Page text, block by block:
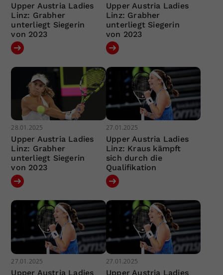
Upper Austria Ladies
Linz: Grabher
unterliegt Siegerin
von 2023
Upper Austria Ladies
Linz: Grabher
unterliegt Siegerin
von 2023
28.01.2025
Upper Austria Ladies
Linz: Grabher
unterliegt Siegerin
von 2023
27.01.2025
Upper Austria Ladies
Linz: Kraus kämpft
sich durch die
Qualifikation
27.01.2025
Upper Austria Ladies
27.01.2025
Upper Austria Ladies